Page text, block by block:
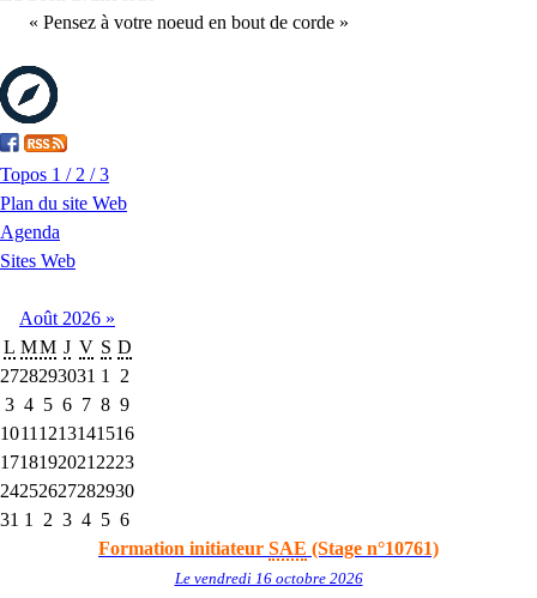
« Pensez à votre noeud en bout de corde »
Topos 1 / 2 / 3
Plan du site Web
Agenda
Sites Web
Août 2026 »
L MM J V S D
2728293031 1
2
3 4 5 6 7 8 9
1011 1213141516
1718192021 2223
24252627282930
31 1 2 3 4 5 6
Formation initiateur SAE (Stage n°10761)
Le vendredi 16 octobre 2026